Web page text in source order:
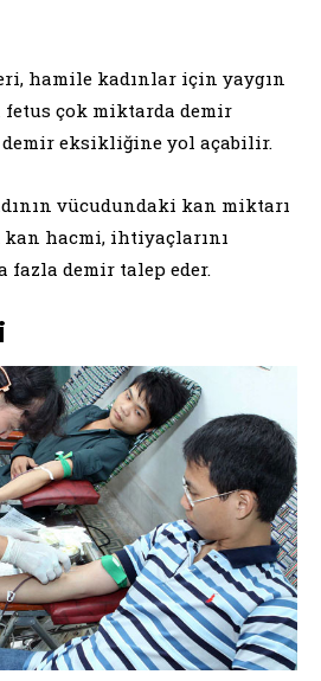
hamile kadınlar için yaygın
fetus çok miktarda demir
demir eksikliğine yol açabilir.
vücudundaki kan miktarı
kan hacmi, ihtiyaçlarını
fazla demir talep eder.